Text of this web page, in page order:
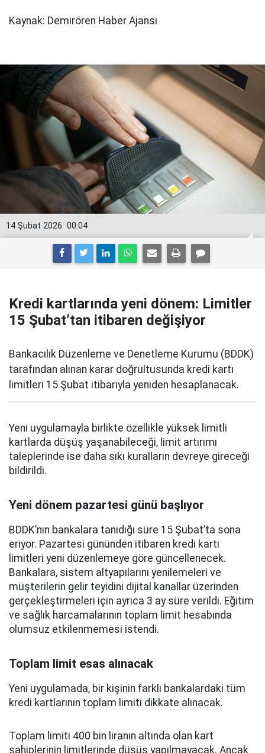
Kaynak: Demirören Haber Ajansı
00:04
14 Şubat 2026
Kredi kartlarında yeni dönem: Limitler
15 Şubat’tan itibaren değişiyor
Bankacılık Düzenleme ve Denetleme Kurumu (BDDK)
tarafından alınan karar doğrultusunda kredi kartı
limitleri 15 Şubat itibarıyla yeniden hesaplanacak.
Yeni uygulamayla birlikte özellikle yüksek limitli
kartlarda düşüş yaşanabileceği, limit artırımı
taleplerinde ise daha sıkı kuralların devreye gireceği
bildirildi.
Yeni dönem pazartesi günü başlıyor
BDDK’nın bankalara tanıdığı süre 15 Şubat’ta sona
eriyor. Pazartesi gününden itibaren kredi kartı
limitleri yeni düzenlemeye göre güncellenecek.
Bankalara, sistem altyapılarını yenilemeleri ve
müşterilerin gelir teyidini dijital kanallar üzerinden
gerçekleştirmeleri için ayrıca 3 ay süre verildi. Eğitim
ve sağlık harcamalarının toplam limit hesabında
olumsuz etkilenmemesi istendi.
Toplam limit esas alınacak
Yeni uygulamada, bir kişinin farklı bankalardaki tüm
kredi kartlarının toplam limiti dikkate alınacak.
Toplam limiti 400 bin liranın altında olan kart
sahiplerinin limitlerinde düşüş yapılmayacak. Ancak